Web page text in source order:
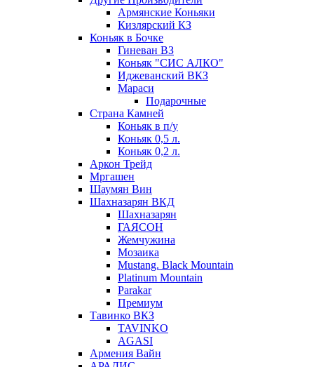
Армянские Коньяки
Кизлярский КЗ
Коньяк в Бочке
Гиневан ВЗ
Коньяк "СИС АЛКО"
Иджеванский ВКЗ
Мараси
Подарочные
Страна Камней
Коньяк в п/у
Коньяк 0,5 л.
Коньяк 0,2 л.
Аркон Трейд
Мргашен
Шаумян Вин
Шахназарян ВКД
Шахназарян
ГАЯСОН
Жемчужина
Мозаика
Mustang. Black Mountain
Platinum Mountain
Parakar
Премиум
Тавинко ВКЗ
TAVINKO
AGASI
Армения Вайн